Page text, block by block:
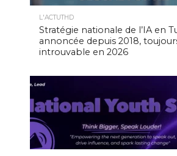
L'ACTUTHD
Stratégie nationale de l’IA en
annoncée depuis 2018,
introuvable en 2026